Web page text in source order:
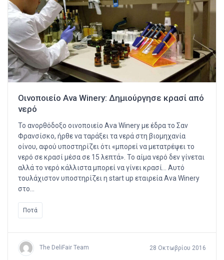
Οινοποιείο Ava Winery: Δημιούργησε κρασί από
νερό
Το ανορθόδοξο οινοποιείο Ava Winery με έδρα το Σαν
Φρανσίσκο, ήρθε να ταράξει τα νερά στη βιομηχανία
οίνου, αφού υποστηρίζει ότι «μπορεί να μετατρέψει το
νερό σε κρασί μέσα σε 15 λεπτά». Το αίμα νερό δεν γίνεται
αλλά το νερό κάλλιστα μπορεί να γίνει κρασί… Αυτό
τουλάχιστον υποστηρίζει η start up εταιρεία Ava Winery
στο…
Ποτά
The DeliFair Team 28 Οκτωβρίου 2016